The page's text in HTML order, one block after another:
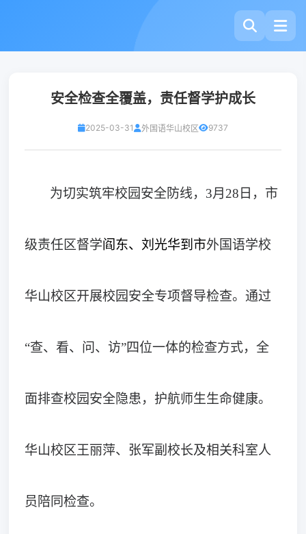
安全检查全覆盖，责任督学护成长
2025-03-31 外国语华山校区 9737
为切实筑牢校园安全防线， 3月28日，市
级责任区督学阎东、刘光华到市外国语学校
华山校区开展校园安全专项督导检查。通过
“查、看、问、访”四位一体的检查方式，全
面排查校园安全隐患，护航师生生命健康。
华山校区王丽萍、张军副校长及相关科室人
员陪同检查。